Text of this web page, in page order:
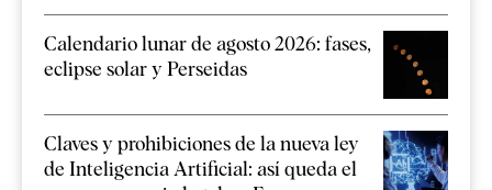
Calendario lunar de agosto 2026: fases,
eclipse solar y Perseidas
Claves y prohibiciones de la nueva ley
de Inteligencia Artificial: así queda el